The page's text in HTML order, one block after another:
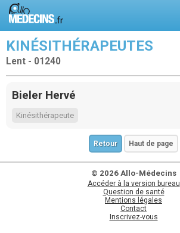
KINÉSITHÉRAPEUTES
Lent - 01240
Bieler Hervé
Kinésithérapeute
Retour Haut de page
© 2026 Allo-Médecins
Accéder à la version bureau
Question de santé
Mentions légales
Contact
Inscrivez-vous